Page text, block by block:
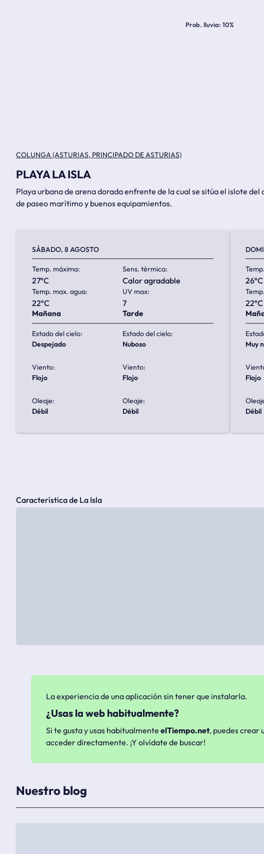
Prob. lluvia 10%
COLUNGA (ASTURIAS, PRINCIPADO DE ASTURIAS)
PLAYA LA ISLA
Playa urbana de arena dorada enfrente de la cual se sitúa el islote del
de paseo marítimo y buenos equipamientos.
SÁBADO, 8 AGOSTO
Temp. máxima:
27ºC
Sens. térmica:
calor agradable
Temp. max. agua:
22ºC
UV max:
7
Mañana
Estado del cielo:
despejado
Viento:
flojo
Oleaje:
débil
Tarde
Estado del cielo:
nuboso
Viento:
flojo
Oleaje:
débil
26ºC
22ºC
muy
flojo
débil
Característica de La Isla
La experiencia de una aplicación sin tener que instalarla.
¿Usas la web habitualmente?
Si te gusta y usas habitualmente elTiempo.net, puedes crear
acceder directamente. ¡Y olvídate de buscar!
Nuestro blog